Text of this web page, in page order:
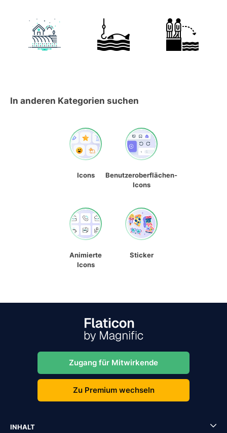
In anderen Kategorien suchen
Icons
Benutzeroberflächen-
Icons
Animierte
Icons
Sticker
Zugang für Mitwirkende
Zu Premium wechseln
INHALT